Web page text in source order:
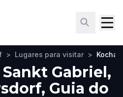
> Lugares para visitar >
Gabriel,
Guia do